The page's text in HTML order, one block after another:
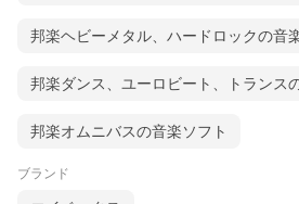
邦楽ヘビーメタル、ハードロックの音
邦楽ダンス、ユーロビート、トランス
邦楽オムニバスの音楽ソフト
ブランド